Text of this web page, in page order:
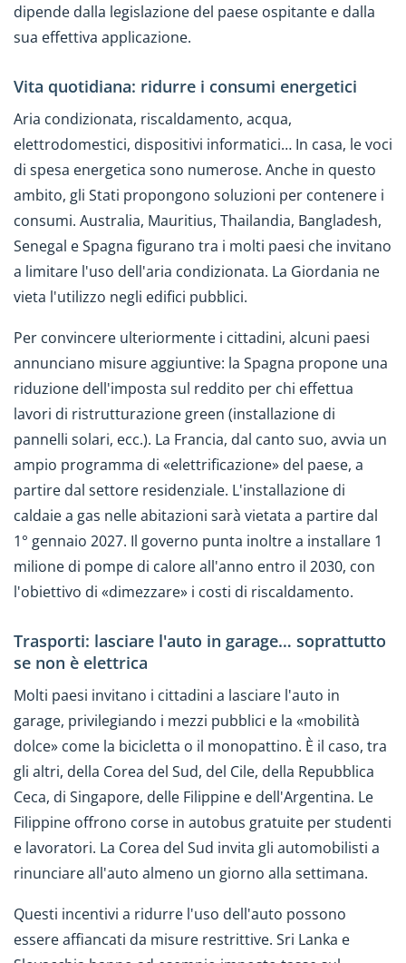
dipende dalla legislazione del paese ospitante e dalla
sua effettiva applicazione.
Vita quotidiana: ridurre i consumi energetici
Aria condizionata, riscaldamento, acqua,
elettrodomestici, dispositivi informatici… In casa, le voci
di spesa energetica sono numerose. Anche in questo
ambito, gli Stati propongono soluzioni per contenere i
consumi. Australia, Mauritius, Thailandia, Bangladesh,
Senegal e Spagna figurano tra i molti paesi che invitano
a limitare l'uso dell'aria condizionata. La Giordania ne
vieta l'utilizzo negli edifici pubblici.
Per convincere ulteriormente i cittadini, alcuni paesi
annunciano misure aggiuntive: la Spagna propone una
riduzione dell'imposta sul reddito per chi effettua
lavori di ristrutturazione green (installazione di
pannelli solari, ecc.). La Francia, dal canto suo, avvia un
ampio programma di «elettrificazione» del paese, a
partire dal settore residenziale. L'installazione di
caldaie a gas nelle abitazioni sarà vietata a partire dal
1° gennaio 2027. Il governo punta inoltre a installare 1
milione di pompe di calore all'anno entro il 2030, con
l'obiettivo di «dimezzare» i costi di riscaldamento.
Trasporti: lasciare l'auto in garage… soprattutto
se non è elettrica
Molti paesi invitano i cittadini a lasciare l'auto in
garage, privilegiando i mezzi pubblici e la «mobilità
dolce» come la bicicletta o il monopattino. È il caso, tra
gli altri, della Corea del Sud, del Cile, della Repubblica
Ceca, di Singapore, delle Filippine e dell'Argentina. Le
Filippine offrono corse in autobus gratuite per studenti
e lavoratori. La Corea del Sud invita gli automobilisti a
rinunciare all'auto almeno un giorno alla settimana.
Questi incentivi a ridurre l'uso dell'auto possono
essere affiancati da misure restrittive. Sri Lanka e